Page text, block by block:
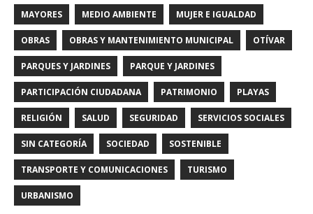
MAYORES MEDIO AMBIENTE MUJER E IGUALDAD
OBRAS OBRAS Y MANTENIMIENTO MUNICIPAL OTÍVAR
PARQUES Y JARDINES PARQUE Y JARDINES
PARTICIPACIÓN CIUDADANA PATRIMONIO PLAYAS
RELIGIÓN SALUD SEGURIDAD SERVICIOS SOCIALES
SIN CATEGORÍA SOCIEDAD SOSTENIBLE
TRANSPORTE Y COMUNICACIONES TURISMO
URBANISMO